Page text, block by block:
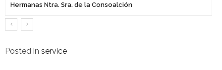
Hermanas Ntra. Sra. de la Consoalción
Posted in service